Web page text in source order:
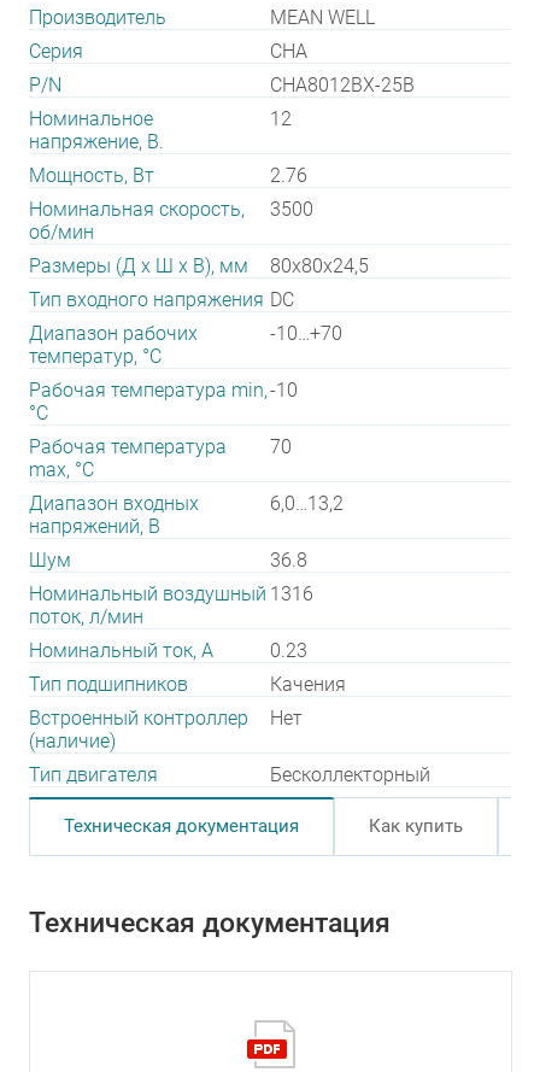
Производитель
MEAN WELL
Серия
CHA
P/N
CHA8012BX-25B
Номинальное
напряжение, В.
12
Мощность, Вт
2.76
Номинальная скорость,
об/мин
3500
Размеры (Д х Ш х В), мм
80х80х24,5
Тип входного напряжения DC
Диапазон рабочих
температур, °С
-10…+70
Рабочая температура min,
°С
-10
Рабочая температура
max, °С
70
Диапазон входных
напряжений, В
6,0…13,2
Шум
36.8
Номинальный воздушный
поток, л/мин
1316
Номинальный ток, А
0.23
Тип подшипников
Качения
Встроенный контроллер
(наличие)
Нет
Тип двигателя Бесколлекторный
Техническая документация Как купить
Техническая документация